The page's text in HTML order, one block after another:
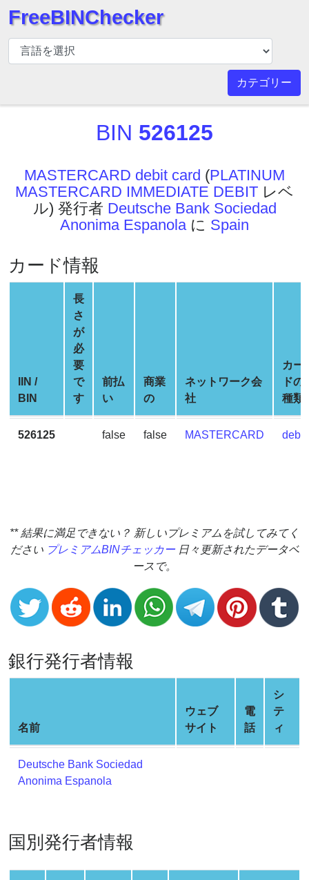
BIN
チ
索
BIN
API
Generator
v2
BIN
CC
Generator
from
Validator
Credit
Generator
Random
Credit
Generator
Generate
from
BIN
Credit
Card
FreeBINChecker
カテゴリー
BIN 526125
MASTERCARD debit card (PLATINUM
MASTERCARD IMMEDIATE DEBIT レベ
ル) 発行者 Deutsche Bank Sociedad
Anonima Espanolaに Spain
カード情報
IIN /
BIN
長
さ
が
必
要
で
す
前払
い
商業
の
ネットワーク会
社
カー
ドの
種類
526125 false false MASTERCARD debit
** 結果に満足できない？ 新しいプレミアムを試してみてく
ださい プレミアムBINチェッカー日々更新されたデータベ
ースで。
銀行発行者情報
名前
ウェブ
サイト
電
話
シ
テ
ィ
Deutsche Bank Sociedad
Anonima Espanola
国別発行者情報